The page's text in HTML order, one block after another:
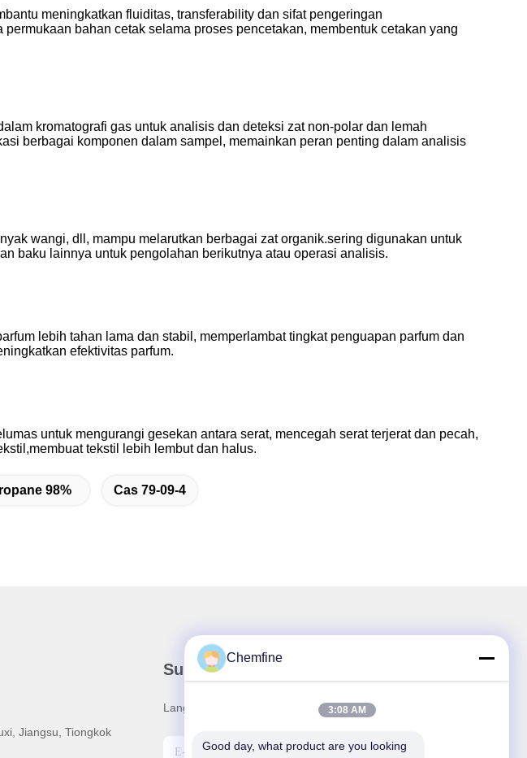
meningkatkan fluiditas, transferability dan sifat pengeringan
bahan cetak selama proses pencetakan, membentuk cetakan yang
kromatografi gas untuk analisis dan deteksi zat non-polar dan lemah
berbagai komponen dalam sampel, memainkan peran penting dalam analisis
wangi, dll, mampu melarutkan berbagai zat organik.sering digunakan untuk
baku lainnya untuk pengolahan berikutnya atau operasi analisis.
lebih tahan lama dan stabil, memperlambat tingkat penguapan parfum dan
efektivitas parfum.
untuk mengurangi gesekan antara serat, mencegah serat terjerat dan pecah,
tekstil lebih lembut dan halus.
98% Cas 79-09-4
Jiangsu, Tiongkok
Surat Kabar Kami
Langganan buletin kami untuk diskon dan banyak lagi.
Chemfine
3:08 AM
Good day, what product are you looking